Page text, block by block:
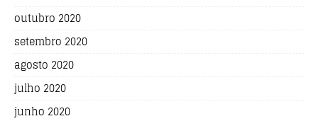
outubro 2020
setembro 2020
agosto 2020
julho 2020
junho 2020